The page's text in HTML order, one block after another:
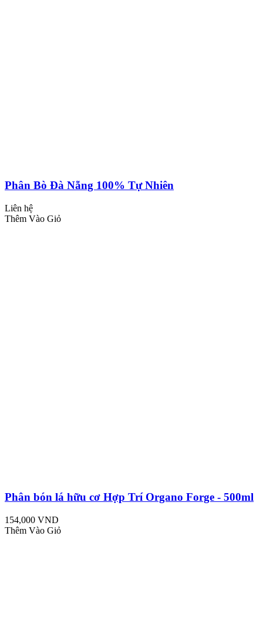
Phân Bò Đà Nẵng 100% Tự Nhiên
Liên hệ
Thêm Vào Giỏ
Phân bón lá hữu cơ Hợp Trí Organo Forge - 500ml
154,000 VND
Thêm Vào Giỏ